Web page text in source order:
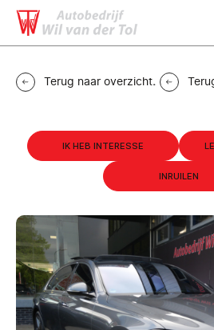
Terug naar overzicht.
IK HEB INTERESSE
INRUILEN